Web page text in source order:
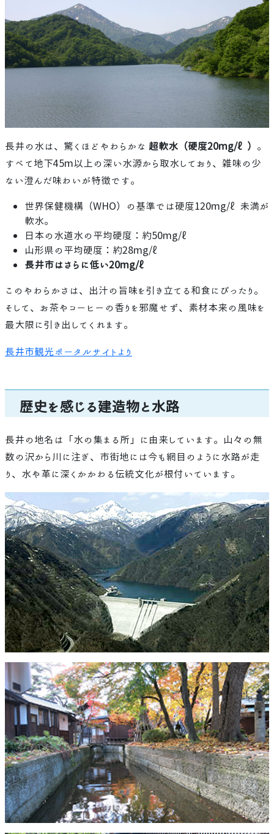
長井の水は、驚くほどやわらかな 超軟水（硬度20mg/ℓ） 。
すべて地下45m以上の深い水源から取水しており、雑味の少
ない澄んだ味わいが特徴です。
世界保健機構（WHO）の基準では硬度120mg/ℓ未満が
軟水。
日本の水道水の平均硬度：約50mg/ℓ
山形県の平均硬度：約28mg/ℓ
長井市はさらに低い20mg/ℓ
このやわらかさは、出汁の旨味を引き立てる和食にぴったり。
そして、お茶やコーヒーの香りを邪魔せず、素材本来の風味を
最大限に引き出してくれます。
長井市観光ポータルサイトより
歴史を感じる建造物と水路
長井の地名は「水の集まる所」に由来しています。山々の無
数の沢から川に注ぎ、市街地には今も網目のように水路が走
り、水や革に深くかかわる伝統文化が根付いています。